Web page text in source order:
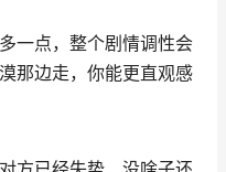
一点，整个剧情调性会
那边走，你能更直观感